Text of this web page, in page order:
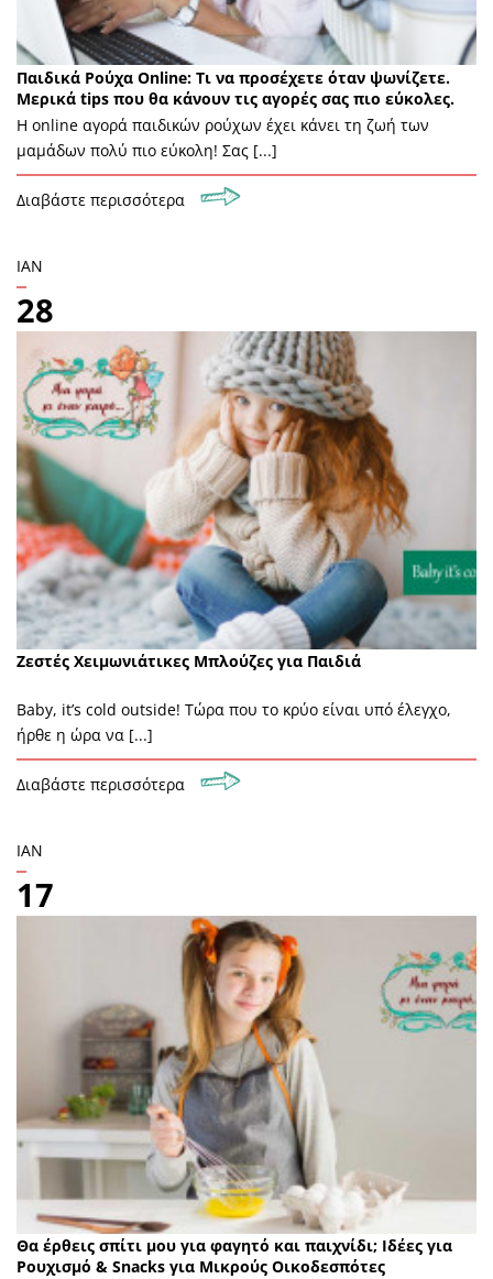
Παιδικά Ρούχα Online: Τι να προσέχετε όταν ψωνίζετε.
Μερικά tips που θα κάνουν τις αγορές σας πιο εύκολες.
H online αγορά παιδικών ρούχων έχει κάνει τη ζωή των
μαμάδων πολύ πιο εύκολη! Σας [...]
Διαβάστε περισσότερα
ΙΑΝ
28
Ζεστές Χειμωνιάτικες Μπλούζες για Παιδιά
Baby, it’s cold outside! Τώρα που το κρύο είναι υπό έλεγχο,
ήρθε η ώρα να [...]
Διαβάστε περισσότερα
ΙΑΝ
17
Θα έρθεις σπίτι μου για φαγητό και παιχνίδι; Ιδέες για
Ρουχισμό & Snacks για Μικρούς Οικοδεσπότες